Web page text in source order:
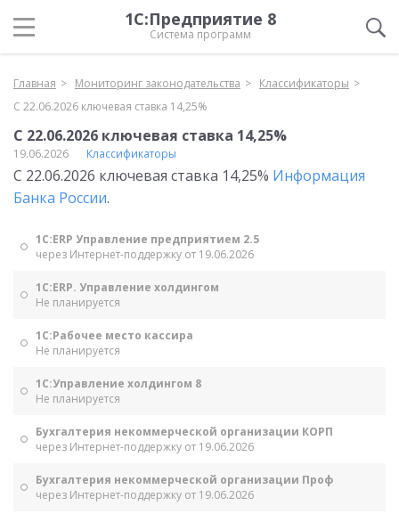
1С:Предприятие 8
Система программ
Главная Мониторинг законодательства
Классификаторы
С 22.06.2026 ключевая ставка 14,25%
С 22.06.2026 ключевая ставка 14,25%
19.06.2026 Классификаторы
С 22.06.2026 ключевая ставка 14,25% Информация
Банка России.
1С:ERP Управление предприятием 2.5
через Интернет-поддержку от 19.06.2026
1С:ERP. Управление холдингом
Не планируется
1С:Рабочее место кассира
Не планируется
1С:Управление холдингом 8
Не планируется
Бухгалтерия некоммерческой организации КОРП
через Интернет-поддержку от 19.06.2026
Бухгалтерия некоммерческой организации Проф
через Интернет-поддержку от 19.06.2026